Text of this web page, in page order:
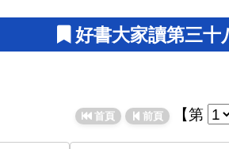
好書大家讀第三十
首頁 前頁 【第